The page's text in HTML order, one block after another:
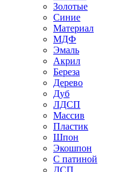
Золотые
Синие
Материал
МДФ
Эмаль
Акрил
Береза
Дерево
Дуб
ЛДСП
Массив
Пластик
Шпон
Экошпон
С патиной
ДСП